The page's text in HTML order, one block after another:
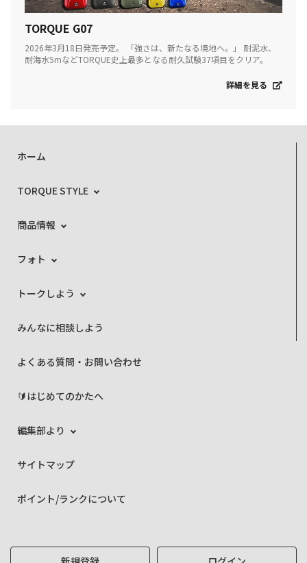
TORQUE G07
2026年3月18日発売予定。 「強さは、新たなる境地へ。」 耐泥水、
耐海水5mなどTORQUE史上最多となる耐久試験37項目をクリア。
詳細を見る
ホーム
TORQUE STYLE
商品情報
フォト
トークしよう
みんなに相談しよう
よくある質問・お問い合わせ
🔰はじめてのかたへ
編集部より
サイトマップ
ポイント/ランクについて